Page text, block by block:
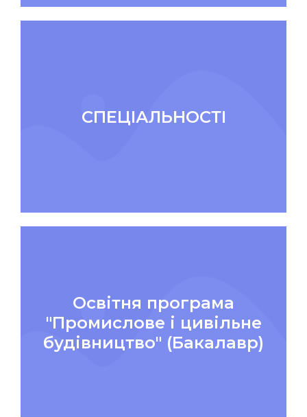
СПЕЦІАЛЬНОСТІ
Освітня програма
"Промислове і цивільне
будівництво" (Бакалавр)